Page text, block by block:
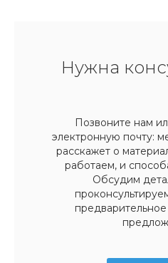
Нужна
Позвоните нам
электронную почту:
расскажет о
работаем, и
Обсудим